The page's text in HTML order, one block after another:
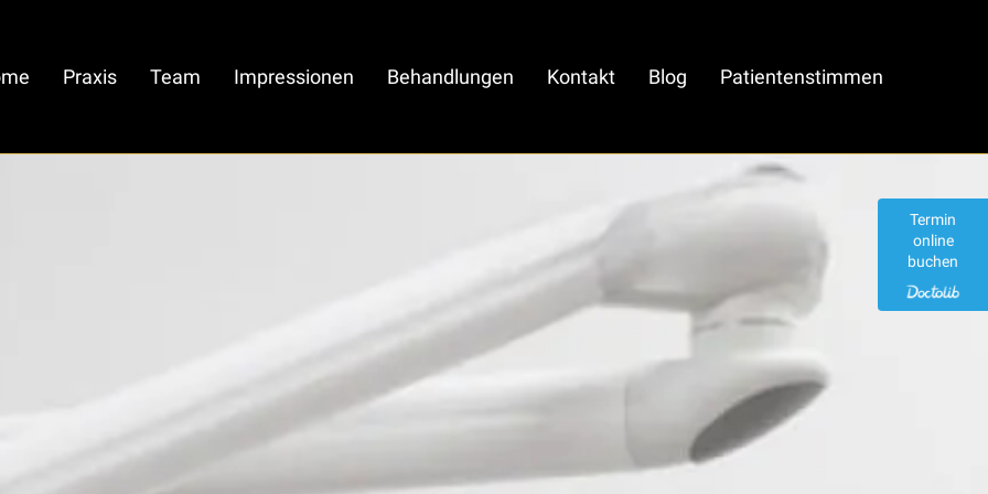
Praxis Team Impressionen Behandlungen Kontakt Blog Patientenstimmen
Termin
online
buchen